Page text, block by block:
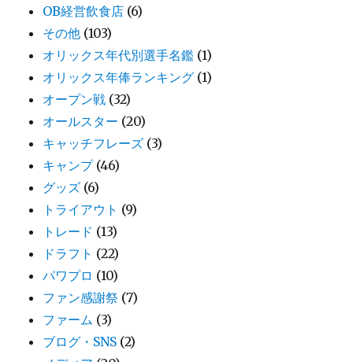
OB経営飲食店 (6)
その他 (103)
オリックス年代別選手名鑑 (1)
オリックス年俸ランキング (1)
オープン戦 (32)
オールスター (20)
キャッチフレーズ (3)
キャンプ(46)
グッズ (6)
トライアウト (9)
トレード (13)
ドラフト (22)
パワプロ (10)
ファン感謝祭 (7)
ファーム (3)
ブログ・SNS (2)